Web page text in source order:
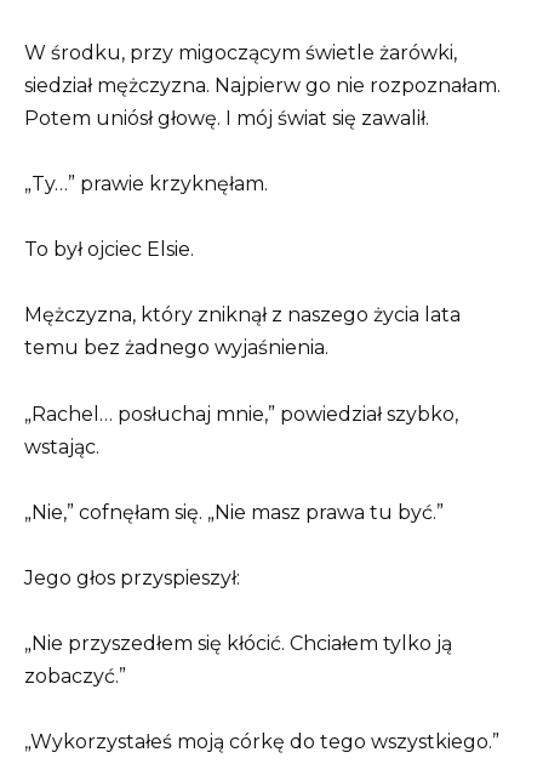
W środku, przy migoczącym świetle żarówki,
siedział mężczyzna. Najpierw go nie rozpoznałam.
Potem uniósł głowę. I mój świat się zawalił.
„Ty…” prawie krzyknęłam.
To był ojciec Elsie.
Mężczyzna, który zniknął z naszego życia lata
temu bez żadnego wyjaśnienia.
„Rachel… posłuchaj mnie,” powiedział szybko,
wstając.
„Nie,” cofnęłam się. „Nie masz prawa tu być.”
Jego głos przyspieszył:
„Nie przyszedłem się kłócić. Chciałem tylko ją
zobaczyć.”
„Wykorzystałeś moją córkę do tego wszystkiego.”